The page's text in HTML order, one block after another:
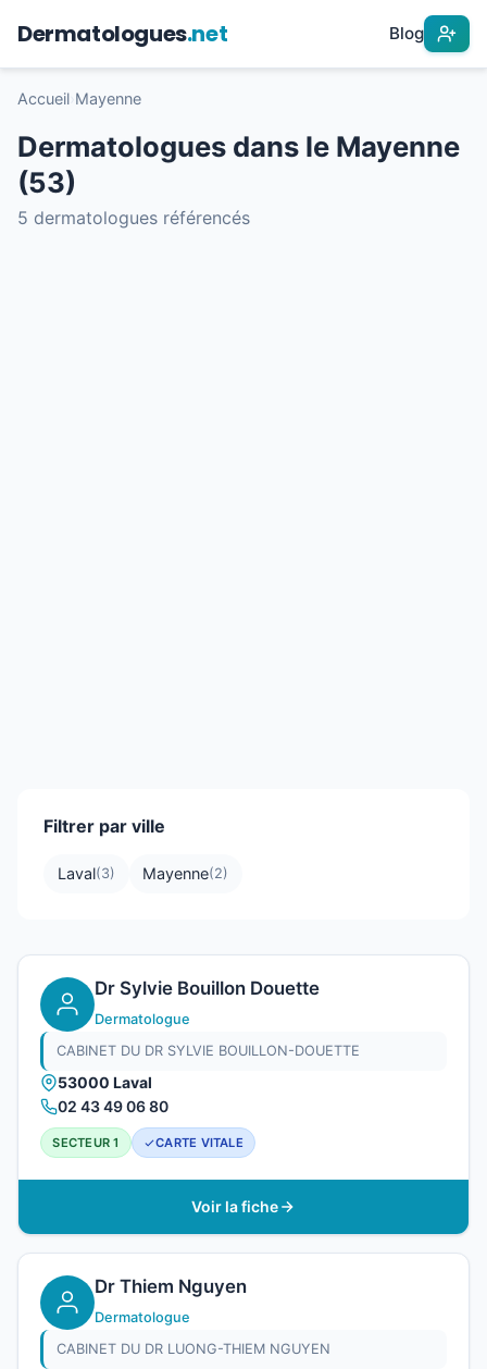
Dermatologues.net Blog
Accueil Mayenne
Dermatologues dans le Mayenne
(53)
5 dermatologues référencés
Filtrer par ville
Laval(3) Mayenne(2)
Dr Sylvie Bouillon Douette
Dermatologue
CABINET DU DR SYLVIE BOUILLON-DOUETTE
53000 Laval
02 43 49 06 80
SECTEUR 1 CARTE VITALE
Voir la fiche
Dr Thiem Nguyen
Dermatologue
CABINET DU DR LUONG-THIEM NGUYEN